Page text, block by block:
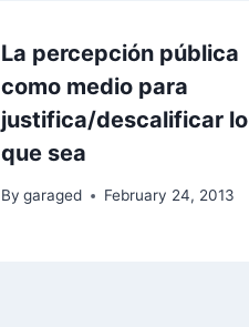
La percepción pública
como medio para
justifica/descalificar lo
que sea
By garaged February 24, 2013